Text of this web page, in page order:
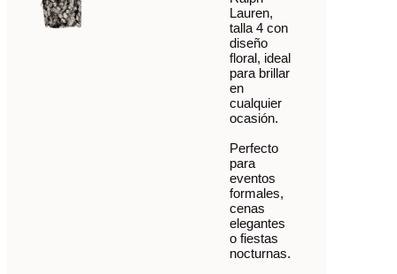
Lauren,
talla 4 con
diseño
floral, ideal
para brillar
en
cualquier
ocasión.
Perfecto
para
eventos
formales,
cenas
elegantes
o fiestas
nocturnas.